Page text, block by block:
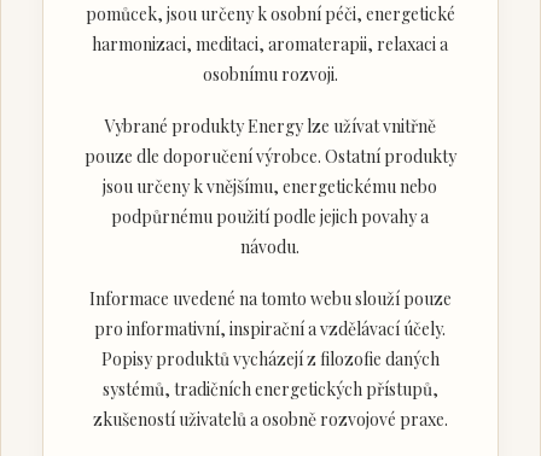
pomůcek, jsou určeny k osobní péči, energetické
harmonizaci, meditaci, aromaterapii, relaxaci a
osobnímu rozvoji.
Vybrané produkty Energy lze užívat vnitřně
pouze dle doporučení výrobce. Ostatní produkty
jsou určeny k vnějšímu, energetickému nebo
podpůrnému použití podle jejich povahy a
návodu.
Informace uvedené na tomto webu slouží pouze
pro informativní, inspirační a vzdělávací účely.
Popisy produktů vycházejí z filozofie daných
systémů, tradičních energetických přístupů,
zkušeností uživatelů a osobně rozvojové praxe.